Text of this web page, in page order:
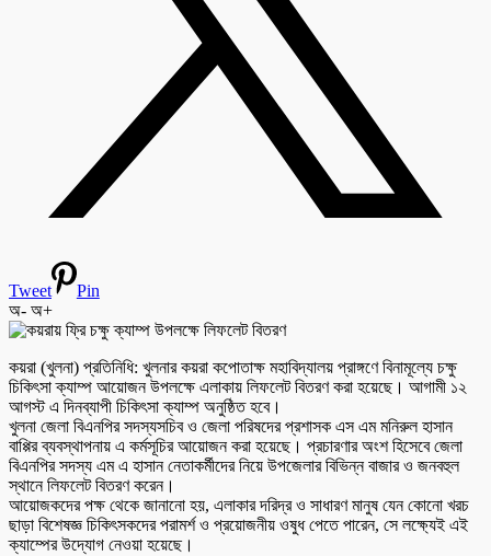
Tweet
Pin
অ- অ+
কয়রা (খুলনা) প্রতিনিধি: খুলনার কয়রা কপোতাক্ষ মহাবিদ্যালয় প্রাঙ্গণে বিনামূল্যে চক্ষু
চিকিৎসা ক্যাম্প আয়োজন উপলক্ষে এলাকায় লিফলেট বিতরণ করা হয়েছে। আগামী ১২
আগস্ট এ দিনব্যাপী চিকিৎসা ক্যাম্প অনুষ্ঠিত হবে।
খুলনা জেলা বিএনপির সদস্যসচিব ও জেলা পরিষদের প্রশাসক এস এম মনিরুল হাসান
বাপ্পির ব্যবস্থাপনায় এ কর্মসূচির আয়োজন করা হয়েছে। প্রচারণার অংশ হিসেবে জেলা
বিএনপির সদস্য এম এ হাসান নেতাকর্মীদের নিয়ে উপজেলার বিভিন্ন বাজার ও জনবহুল
স্থানে লিফলেট বিতরণ করেন।
আয়োজকদের পক্ষ থেকে জানানো হয়, এলাকার দরিদ্র ও সাধারণ মানুষ যেন কোনো খরচ
ছাড়া বিশেষজ্ঞ চিকিৎসকদের পরামর্শ ও প্রয়োজনীয় ওষুধ পেতে পারেন, সে লক্ষ্যেই এই
ক্যাম্পের উদ্যোগ নেওয়া হয়েছে।